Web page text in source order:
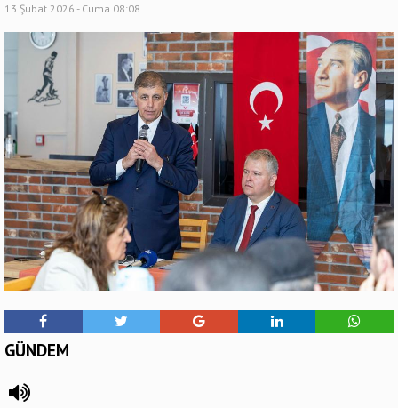
13 Şubat 2026 - Cuma 08:08
GÜNDEM